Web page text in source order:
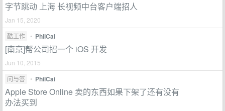
字节跳动 上海 长视频中台客户端招人
Jan 15, 2020
酷工作
• PhilCai
[南京]帮公司招一个 iOS 开发
Jun 10, 2015
问与答
• PhilCai
Apple Store Online 卖的东西如果下架了还有没有
办法买到